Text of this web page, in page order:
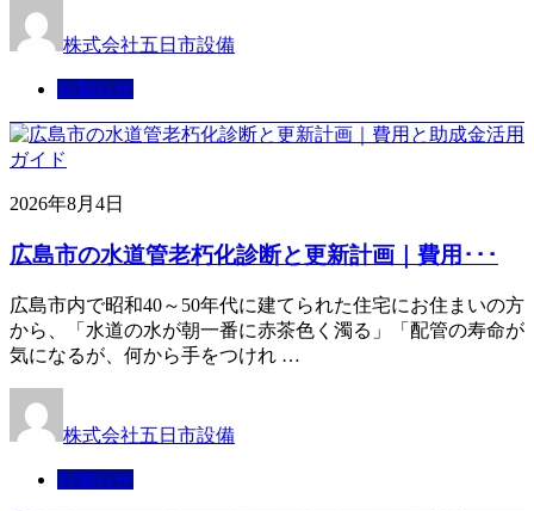
株式会社五日市設備
お知らせ
2026年8月4日
広島市の水道管老朽化診断と更新計画｜費用･･･
広島市内で昭和40～50年代に建てられた住宅にお住まいの方
から、「水道の水が朝一番に赤茶色く濁る」「配管の寿命が
気になるが、何から手をつけれ …
株式会社五日市設備
お知らせ